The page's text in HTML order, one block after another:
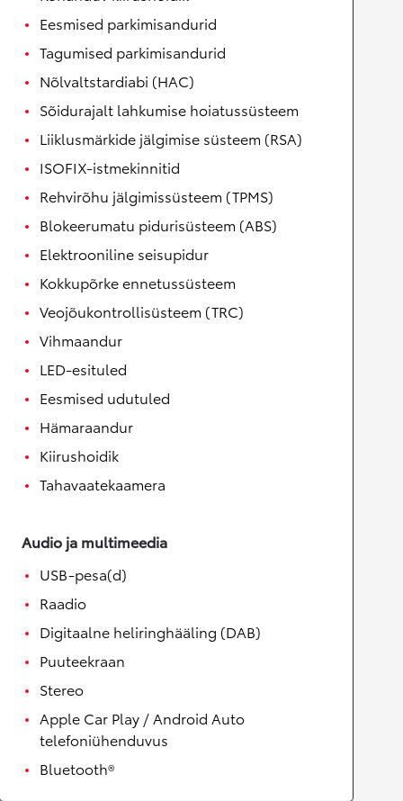
Eesmised parkimisandurid
Tagumised parkimisandurid
Nõlvaltstardiabi (HAC)
Sõidurajalt lahkumise hoiatussüsteem
Liiklusmärkide jälgimise süsteem (RSA)
ISOFIX-istmekinnitid
Rehvirõhu jälgimissüsteem (TPMS)
Blokeerumatu pidurisüsteem (ABS)
Elektrooniline seisupidur
Kokkupõrke ennetussüsteem
Veojõukontrollisüsteem (TRC)
Vihmaandur
LED-esituled
Eesmised udutuled
Hämaraandur
Kiirushoidik
Tahavaatekaamera
Audio ja multimeedia
USB-pesa(d)
Raadio
Digitaalne heliringhääling (DAB)
Puuteekraan
Stereo
Apple Car Play / Android Auto
telefoniühenduvus
Bluetooth®